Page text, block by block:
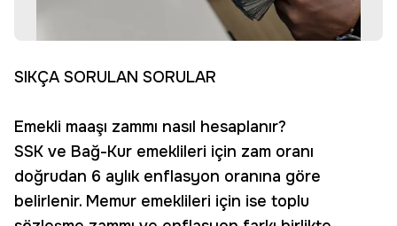
SIKÇA SORULAN SORULAR
Emekli maaşı zammı nasıl hesaplanır?
SSK ve Bağ-Kur emeklileri için zam oranı
doğrudan 6 aylık enflasyon oranına göre
belirlenir. Memur emeklileri için ise toplu